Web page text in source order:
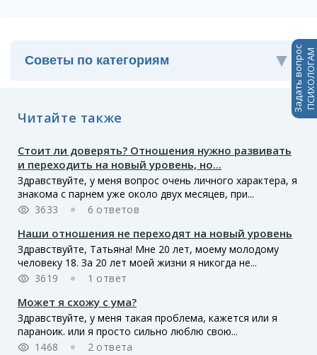
Читайте также
Стоит ли доверять? Отношения нужно развивать
и переходить на новый уровень, но...
Здравствуйте, у меня вопрос очень личного характера, я
знакома с парнем уже около двух месяцев, при...
3633
6 ответов
Наши отношения не переходят на новый уровень
Здравствуйте, Татьяна! Мне 20 лет, моему молодому
человеку 18. За 20 лет моей жизни я никогда не...
3619
1 ответ
Может я схожу с ума?
Здравствуйте, у меня такая проблема, кажется или я
параноик. или я просто сильно люблю свою...
1468
2 ответа
Задать вопросПСИХОЛОГАМ